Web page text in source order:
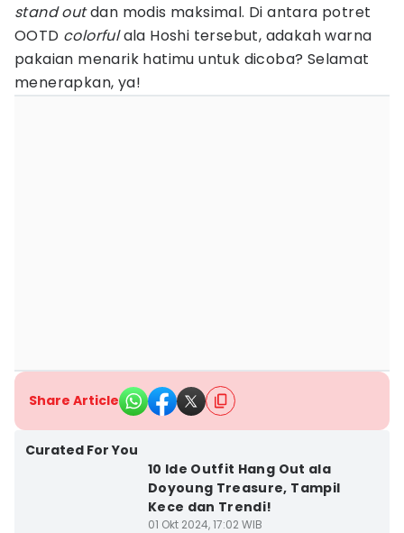
stand outdan modis maksimal. Di antara potret
OOTD colorfulala Hoshi tersebut, adakah warna
pakaian menarik hatimu untuk dicoba? Selamat
menerapkan, ya!
Share Article
Curated For You
10 Ide Outfit Hang Out ala
Doyoung Treasure, Tampil
Kece dan Trendi!
01 Okt 2024, 17:02 WIB